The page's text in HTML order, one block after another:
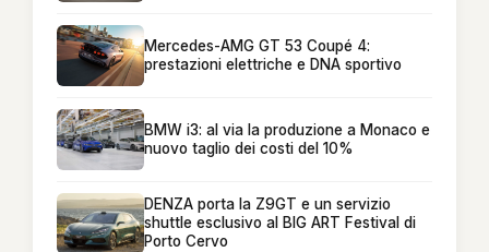
Mercedes-AMG GT 53 Coupé 4:
prestazioni elettriche e DNA sportivo
BMW i3: al via la produzione a Monaco e
nuovo taglio dei costi del 10%
DENZA porta la Z9GT e un servizio
shuttle esclusivo al BIG ART Festival di
Porto Cervo